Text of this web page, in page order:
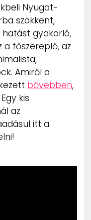
Nyugat-
szökkent,
hatást gyakorló,
a főszereplő, az
Amiről a
bővebben,
kis
az
itt a